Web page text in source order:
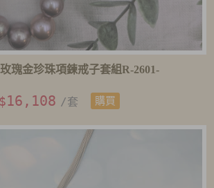
瑰金珍珠項鍊戒子套組R-2601-
$16,108 /套 購買